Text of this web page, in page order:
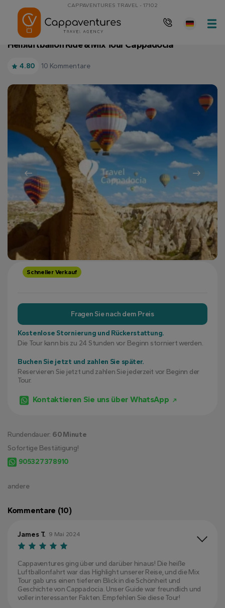
CAPPAVENTURES TRAVEL - 17102
Startseite
andere
Kommentare (10)
James T. 9 Mai 2024
Cappaventures ging über und darüber hinaus! Die heiße
Luftballonfahrt war das Highlight unserer Reise, und die Mix
Tour gab uns einen tieferen Blick in die Schönheit und
Geschichte von Cappadocia. Unser Guide war freundlich und
voller interessanter Fakten. Empfehlen Sie diese Tour!
Heißluftballon Ride & Mix Tour Cappadocia
4.80 10 Kommentare
Schneller Verkauf
Fragen Sie nach dem Preis
Kostenlose Stornierung und Rückerstattung.
Die Tour kann bis zu 24 Stunden vor Beginn storniert werden.
Buchen Sie jetzt und zahlen Sie später.
Reservieren Sie jetzt und zahlen Sie jederzeit vor Beginn der
Tour.
Kontaktieren Sie uns über WhatsApp
Rundendauer: 60 Minute
Sofortige Bestätigung!
905327378910